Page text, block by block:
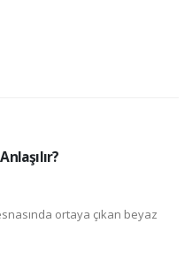
ortaya çıkan beyaz